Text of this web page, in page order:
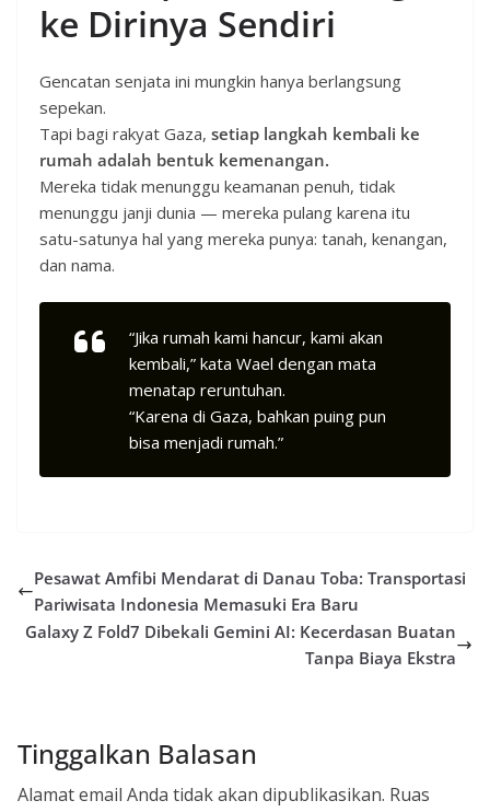
ke Dirinya Sendiri
Gencatan senjata ini mungkin hanya berlangsung
sepekan.
Tapi bagi rakyat Gaza, setiap langkah kembali ke
rumah adalah bentuk kemenangan.
Mereka tidak menunggu keamanan penuh, tidak
menunggu janji dunia — mereka pulang karena itu
satu-satunya hal yang mereka punya: tanah, kenangan,
dan nama.
“Jika rumah kami hancur, kami akan
kembali,” kata Wael dengan mata
menatap reruntuhan.
“Karena di Gaza, bahkan puing pun
bisa menjadi rumah.”
Pesawat Amfibi Mendarat di Danau Toba: Transportasi
Pariwisata Indonesia Memasuki Era Baru
Galaxy Z Fold7 Dibekali Gemini AI: Kecerdasan Buatan
Tanpa Biaya Ekstra
Tinggalkan Balasan
Alamat email Anda tidak akan dipublikasikan. Ruas